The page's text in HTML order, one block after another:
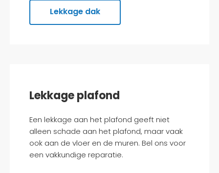
Lekkage dak
Lekkage plafond
Een lekkage aan het plafond geeft niet
alleen schade aan het plafond, maar vaak
ook aan de vloer en de muren. Bel ons voor
een vakkundige reparatie.